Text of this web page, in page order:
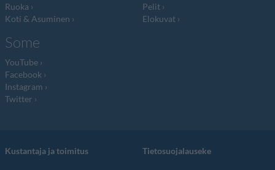
Ruoka
Koti & Asuminen
Pelit
Elokuvat
Some
YouTube
Facebook
Instagram
Twitter
Kustantaja ja toimitus Tietosuojalauseke